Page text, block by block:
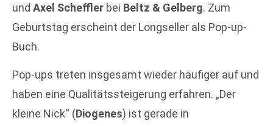
und Axel Scheffler bei Beltz & Gelberg. Zum
Geburtstag erscheint der Longseller als Pop-up-
Buch.
Pop-ups treten insgesamt wieder häufiger auf und
haben eine Qualitätssteigerung erfahren. „Der
kleine Nick“ (Diogenes) ist gerade in